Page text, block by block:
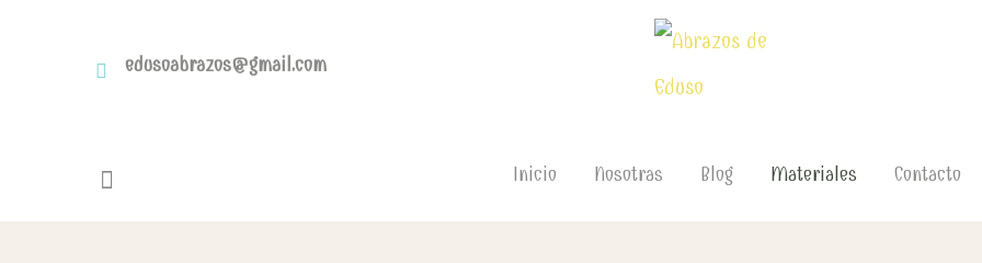
edusoabrazos@gmail.com
Inicio Nosotras Blog Materiales Contacto